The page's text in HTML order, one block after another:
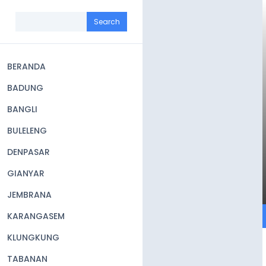
navigation
BERANDA
BADUNG
BANGLI
BULELENG
DENPASAR
GIANYAR
JEMBRANA
KARANGASEM
KLUNGKUNG
TABANAN